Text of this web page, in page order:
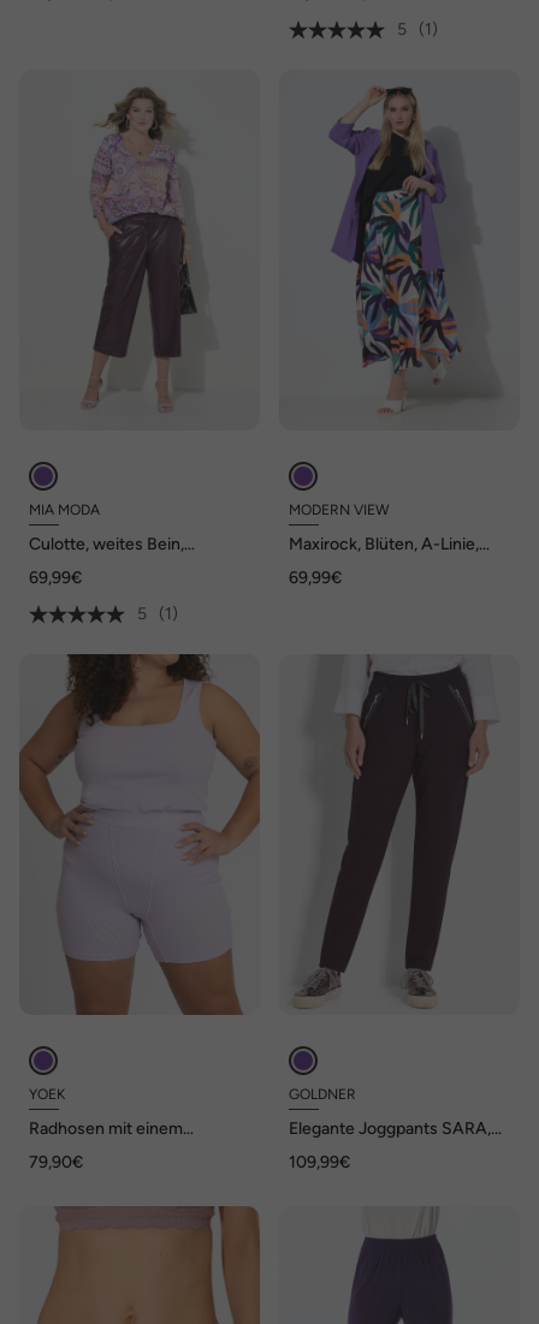
5
(1)
MIA MODA
Culotte, weites Bein,
69,99€
5
(1)
MODERN VIEW
Maxirock, Blüten, A-Linie,
69,99€
YOEK
Radhosen mit einem
79,90€
GOLDNER
Elegante Joggpants SARA,
109,99€